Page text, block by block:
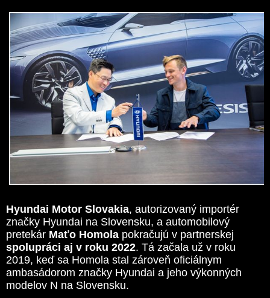
Hyundai Motor Slovakia, autorizovaný importér
značky Hyundai na Slovensku, a automobilový
pretekár Maťo Homola pokračujú v partnerskej
spolupráci aj v roku 2022. Tá začala už v roku
2019, keď sa Homola stal zároveň oficiálnym
ambasádorom značky Hyundai a jeho výkonných
modelov N na Slovensku.